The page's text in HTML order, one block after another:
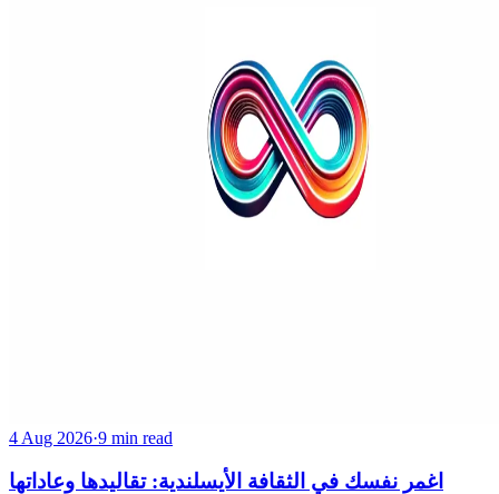
4 Aug 2026·9 min read
اغمر نفسك في الثقافة الأيسلندية: تقاليدها وعاداتها